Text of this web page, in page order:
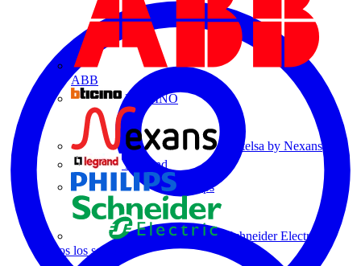
ABB
BTICINO
Centelsa by Nexans
Legrand
Philips
Schneider Electric
Todos los socios